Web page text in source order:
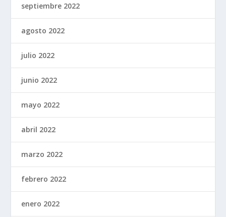
septiembre 2022
agosto 2022
julio 2022
junio 2022
mayo 2022
abril 2022
marzo 2022
febrero 2022
enero 2022